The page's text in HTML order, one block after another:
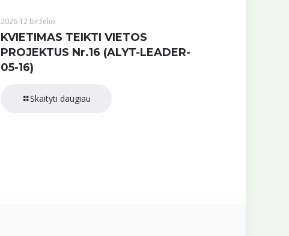
2026 12 birželio
KVIETIMAS TEIKTI VIETOS
PROJEKTUS Nr.16 (ALYT-LEADER-
05-16)
Skaityti daugiau